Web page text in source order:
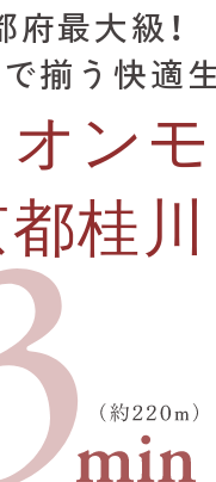
府最大級！
揃う快適生
ン
桂川